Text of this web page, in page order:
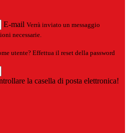
E-mail Verrà inviato un messaggio
necessarie.
utente? Effettua il reset della password
la casella di posta elettronica!